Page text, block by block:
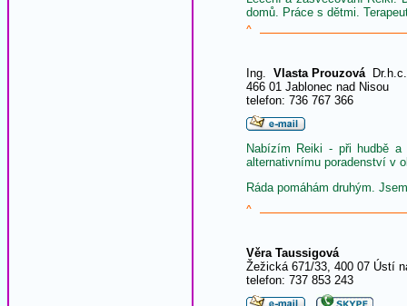
domů. Práce s dětmi.
^
Ing. Vlasta ProuzováDr.h.c.
466 01 Jablonec nad Nisou
telefon: 736 767 366
Nabízím Reiki - při hudbě a
alternativnímu poradenství v
Ráda pomáhám druhým.
^
Věra Taussigová
Žežická 671/33, 400 07 Ústí
telefon: 737 853 243